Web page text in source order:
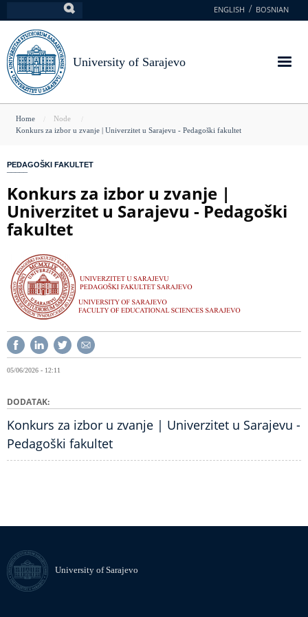
to
main
content
ENGLISH BOSNIAN
University of Sarajevo
You
here
Home
Node
Konkurs za izbor u zvanje | Univerzitet u Sarajevu - Pedagoški fakultet
PEDAGOŠKI FAKULTET
Konkurs za izbor u zvanje |
Univerzitet u Sarajevu - Pedagoški
fakultet
05/06/2026 - 12:11
DODATAK
Konkurs za izbor u zvanje | Univerzitet u Sarajevu -
Pedagoški fakultet
University of Sarajevo